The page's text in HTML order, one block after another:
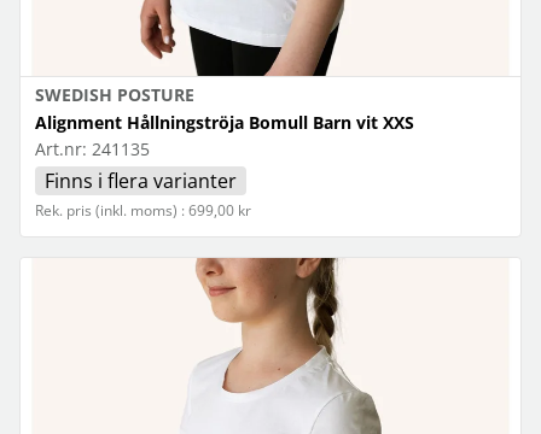
SWEDISH POSTURE
Alignment Hållningströja Bomull Barn vit XXS
Art.nr: 241135
Finns i flera varianter
Rek. pris (inkl. moms) : 699,00 kr